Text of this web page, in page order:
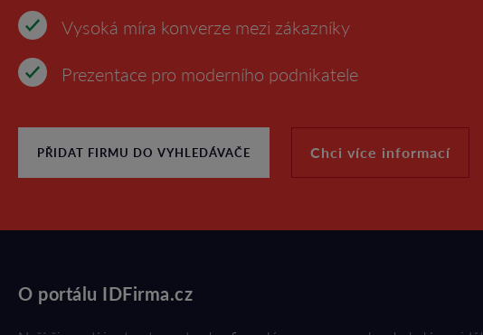
Vysoká míra konverze mezi zákazníky
Prezentace pro moderního podnikatele
PŘIDAT FIRMU DO VYHLEDÁVAČE Chci více informací
O portálu IDFirma.cz